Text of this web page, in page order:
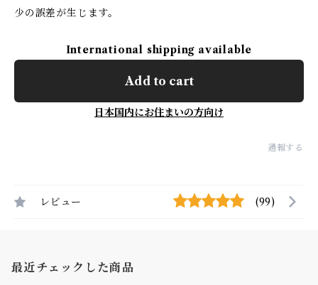
少の誤差が生じます。
International shipping available
Add to cart
日本国内にお住まいの方向け
通報する
レビュー (99)
最近チェックした商品